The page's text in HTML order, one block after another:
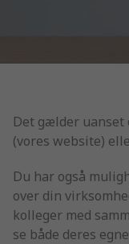
Det gælder uanset
(vores website)
Du har også
over din
kolleger med
se både deres